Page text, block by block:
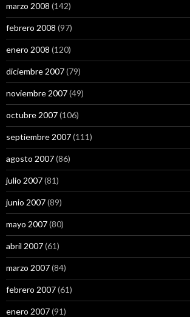
marzo 2008 (142)
febrero 2008 (97)
enero 2008 (120)
diciembre 2007(79)
noviembre 2007(49)
octubre 2007(106)
septiembre 2007(111)
agosto 2007(86)
julio 2007(81)
junio 2007(89)
mayo 2007(80)
abril 2007(61)
marzo 2007(84)
febrero 2007(61)
enero 2007(91)